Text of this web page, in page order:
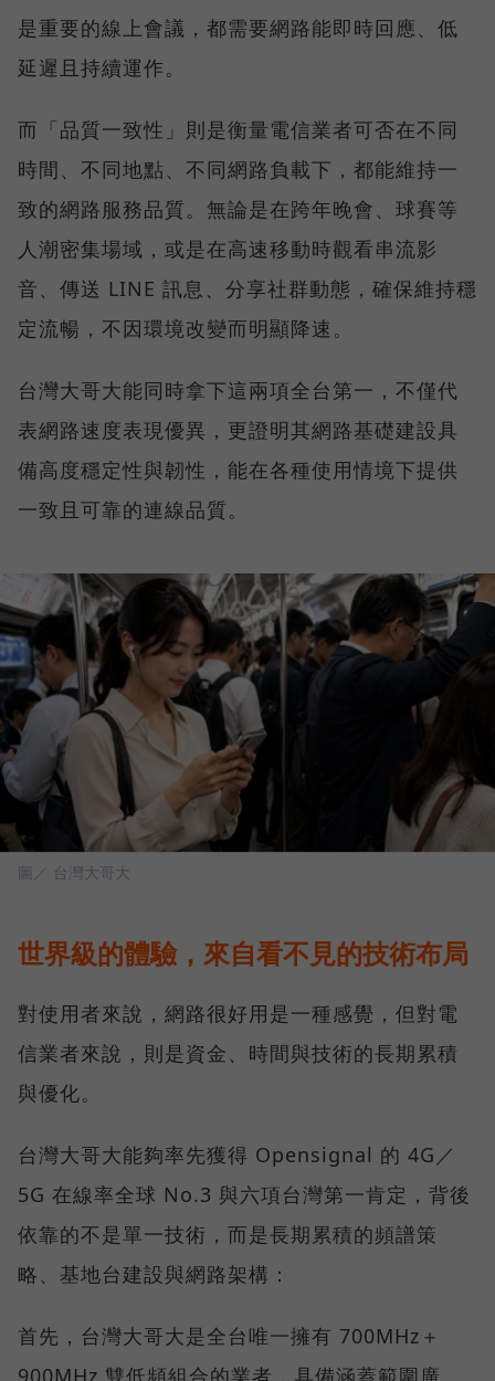
是重要的線上會議，都需要網路能即時回應、低
延遲且持續運作。
而「品質一致性」則是衡量電信業者可否在不同
時間、不同地點、不同網路負載下，都能維持一
致的網路服務品質。無論是在跨年晚會、球賽等
人潮密集場域，或是在高速移動時觀看串流影
音、傳送 LINE 訊息、分享社群動態，確保維持穩
定流暢，不因環境改變而明顯降速。
台灣大哥大能同時拿下這兩項全台第一，不僅代
表網路速度表現優異，更證明其網路基礎建設具
備高度穩定性與韌性，能在各種使用情境下提供
一致且可靠的連線品質。
圖／ 台灣大哥大
世界級的體驗，來自看不見的技術布局
對使用者來說，網路很好用是一種感覺，但對電
信業者來說，則是資金、時間與技術的長期累積
與優化。
台灣大哥大能夠率先獲得 Opensignal 的 4G／
5G 在線率全球 No.3 與六項台灣第一肯定，背後
依靠的不是單一技術，而是長期累積的頻譜策
略、基地台建設與網路架構：
首先，台灣大哥大是全台唯一擁有 700MHz＋